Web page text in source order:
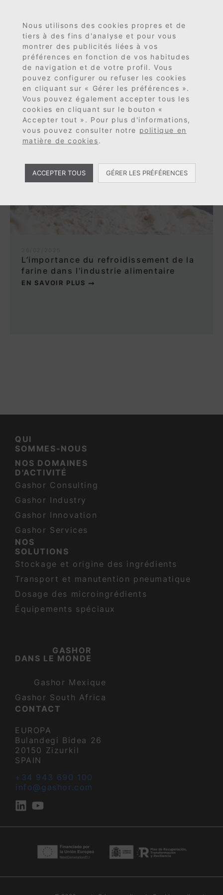
Catégorie :
Stockage
L’importance du refroidissement de la
farine dans l’industrie alimentaire
EN SAVOIR PLUS
QUI
SOMMES-NOUS
NOS DOMAINES
D'ACTIVITÉ
Gashor Consulting
Gashor Industry
Gashor Innovation
Gashor Services
NOS
SOLUTIONS
Stockage et origine des ingrédients
Transport et manutention pneumatique
Dosage des microingrédients
Équipements spéciaux
GASHOR
DANS LE MONDE
Gashor Mexique
Gashor South Africa
CONTACT
EUROPA
Bulandegi Bidea 26
20150 Zizurkil
SPAIN
+34 943 690 100
info@gashor.com
Nous utilisons des cookies propres et de
tiers à des fins d'analyse et pour vous
montrer des publicités liées à vos
préférences en fonction de vos habitudes
de navigation et de votre profil. Vous
pouvez configurer ou refuser les cookies
en cliquant sur « Gérer les préférences ».
Vous pouvez également accepter tous les
cookies en cliquant sur le bouton «
Accepter tout ». Pour plus d'informations,
vous pouvez consulter notre politique en
matière de cookies.
ACCEPTER TOUS GÉRER LES PRÉFÉRENCES